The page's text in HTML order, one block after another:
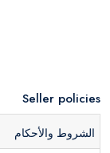
Seller policies
الشروط والأحكام